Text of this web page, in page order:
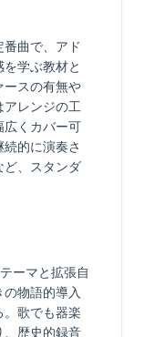
曲で、アド
学ぶ教材と
ースの有無や
アレンジの工
広くカバー可
的に演奏さ
ど、スタンダ
ーマと拡張自
物語的導入
。歌でも器楽
、歴史的録音